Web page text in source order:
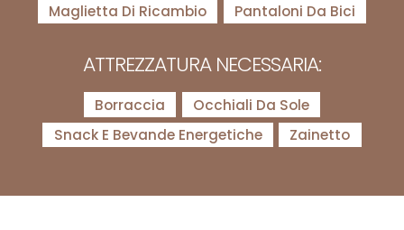
Maglietta Di Ricambio
Pantaloni Da Bici
ATTREZZATURA NECESSARIA:
Borraccia
Occhiali Da Sole
Snack E Bevande Energetiche
Zainetto